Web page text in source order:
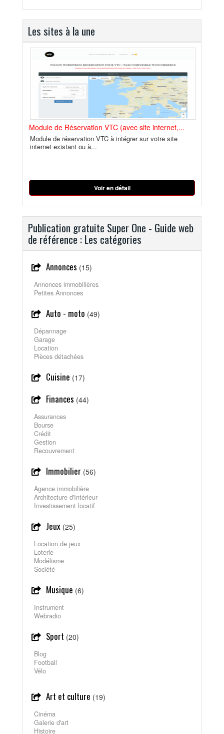
Les sites à la une
Module de Réservation VTC (avec site internet,...
Module de réservation VTC à intégrer sur votre site
internet existant ou à...
Voir en détail
Publication gratuite Super One - Guide web
de référence : Les catégories
Annonces (15)
Annonces immobilières
Petites Annonces
Auto - moto (49)
Dépannage
Garage
Location
Pièces détachées
Cuisine (17)
Finances (44)
Assurances
Bourse
Crédit
Gestion
Recouvrement
Immobilier (56)
Agence immobilière
Architecture d'Intérieur
Investissement locatif
Jeux (25)
Location de jeux
Loterie
Modélisme
Société
Musique (6)
Instrument
Webradio
Sport (20)
Blog
Football
Vélo
Art et culture (19)
Cinéma
Galerie d'art
Histoire